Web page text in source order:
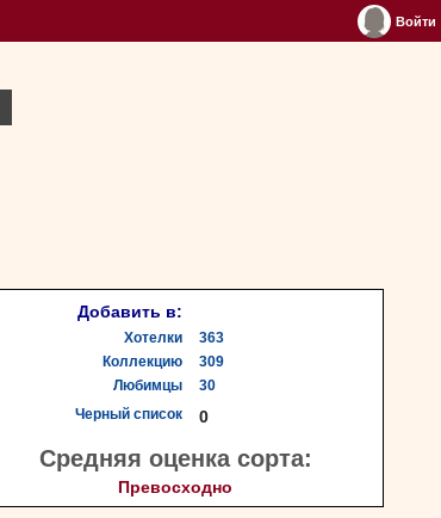
Войти
Добавить в:
Хотелки
363
Коллекцию
309
Любимцы
30
Черный список
0
Средняя оценка сорта:
Превосходно